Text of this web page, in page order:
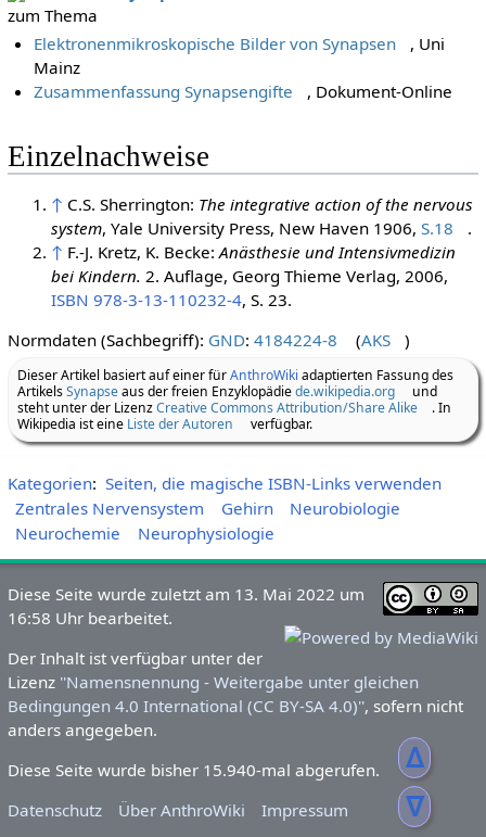
ᐃ
ᐁ
zum Thema
Elektronenmikroskopische Bilder von Synapsen
, Uni
Mainz
Zusammenfassung Synapsengifte
, Dokument-Online
Einzelnachweise
↑ C.S. Sherrington: The integrative action of the nervous
system, Yale University Press, New Haven 1906, S.18
.
↑ F.-J. Kretz, K. Becke: Anästhesie und Intensivmedizin
bei Kindern. 2. Auflage, Georg Thieme Verlag, 2006,
ISBN 978-3-13-110232-4, S. 23.
Normdaten (Sachbegriff): GND: 4184224-8 (AKS )
Dieser Artikel basiert auf einer fürAnthroWiki adaptierten Fassung des
ArtikelsSynapseaus der freien Enzyklopädiede.wikipedia.org
und
steht unter der LizenzCreative Commons Attribution/Share Alike
. In
Wikipedia ist eine Liste der Autoren verfügbar.
Kategorien: Seiten, die magische ISBN-Links verwenden
Zentrales Nervensystem
Gehirn
Neurobiologie
Neurochemie
Neurophysiologie
Diese Seite wurde zuletzt am 13. Mai 2022 um
16:58 Uhr bearbeitet.
Der Inhalt ist verfügbar unter der
Lizenz ''Namensnennung - Weitergabe unter gleichen
Bedingungen 4.0 International (CC BY-SA 4.0)'', sofern nicht
anders angegeben.
Diese Seite wurde bisher 15.940-mal abgerufen.
Datenschutz
Über AnthroWiki Impressum